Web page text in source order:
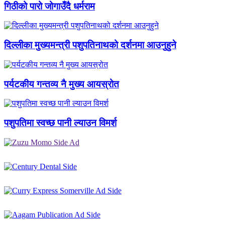
गिठीको पारो जोगाउँदै धर्मराम
दिल्लीका मुख्यमन्त्री पशुपतिनाथको दर्शनमा आउनुहुने
पर्यटकीय गन्तव्य नै मुख्य आयस्रोत
पशुपतिमा स्वच्छ पानी ल्याउन विमर्श